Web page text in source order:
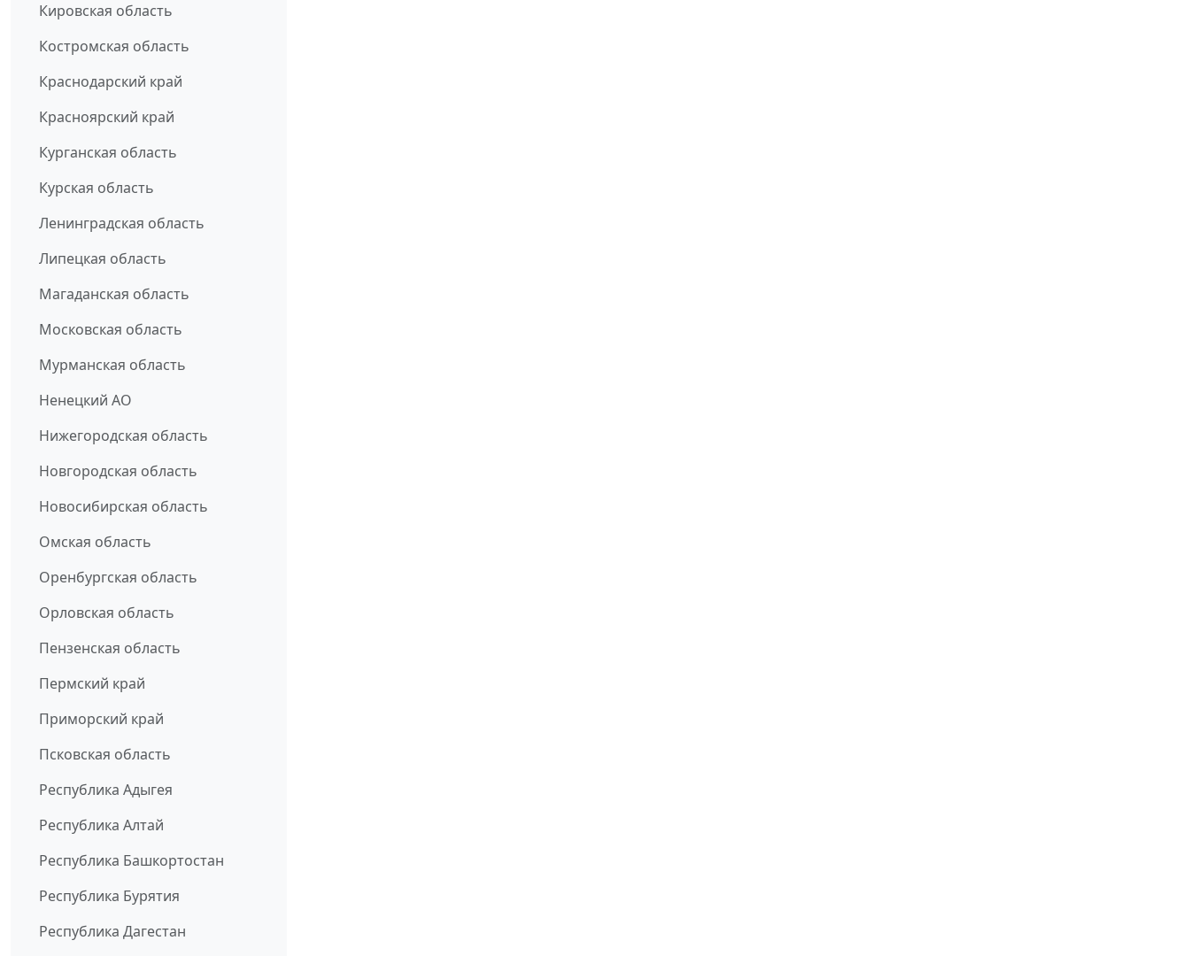
Кировская область
Костромская область
Краснодарский край
Красноярский край
Курганская область
Курская область
Ленинградская область
Липецкая область
Магаданская область
Московская область
Мурманская область
Ненецкий АО
Нижегородская область
Новгородская область
Новосибирская область
Омская область
Оренбургская область
Орловская область
Пензенская область
Пермский край
Приморский край
Псковская область
Республика Адыгея
Республика Алтай
Республика Башкортостан
Республика Бурятия
Республика Дагестан